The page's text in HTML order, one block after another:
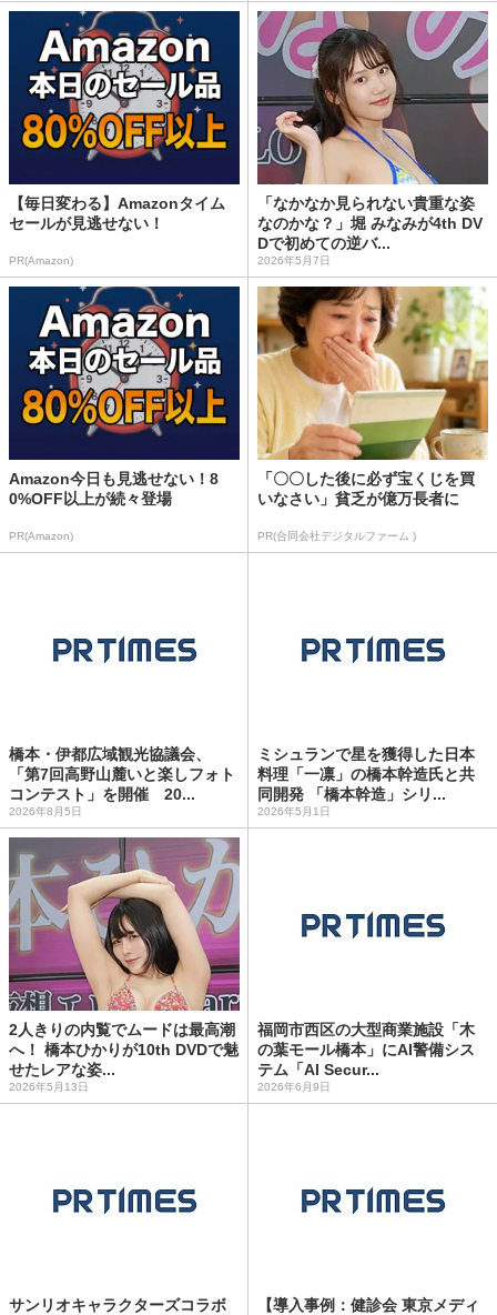
【毎日変わる】Amazonタイム
セールが見逃せない！
PR(Amazon)
「なかなか見られない貴重な姿
なのかな？」堀 みなみが4th DV
Dで初めての逆バ...
2026年5月7日
Amazon今日も見逃せない！8
0%OFF以上が続々登場
PR(Amazon)
「〇〇した後に必ず宝くじを買
いなさい」貧乏が億万長者に
PR(合同会社デジタルファーム )
橋本・伊都広域観光協議会、
「第7回高野山麓いと楽しフォト
コンテスト」を開催 20...
2026年8月5日
ミシュランで星を獲得した日本
料理「一凛」の橋本幹造氏と共
同開発 「橋本幹造」シリ...
2026年5月1日
2人きりの内覧でムードは最高潮
へ！ 橋本ひかりが10th DVDで魅
せたレアな姿...
2026年5月13日
福岡市西区の大型商業施設「木
の葉モール橋本」にAI警備シス
テム「AI Secur...
2026年6月9日
サンリオキャラクターズコラボ
【導入事例：健診会 東京メディ